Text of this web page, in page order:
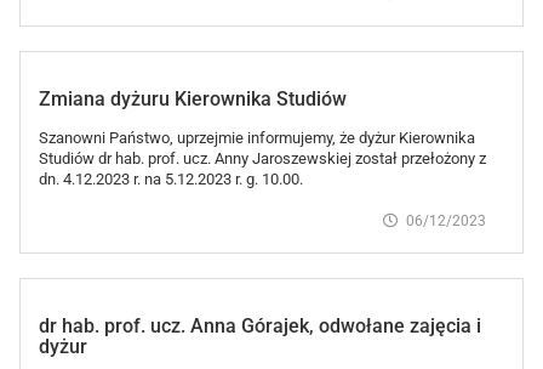
Zmiana dyżuru Kierownika Studiów
Szanowni Państwo, uprzejmie informujemy, że dyżur Kierownika
Studiów dr hab. prof. ucz. Anny Jaroszewskiej został przełożony z
dn. 4.12.2023 r. na 5.12.2023 r. g. 10.00.
06/12/2023
dr hab. prof. ucz. Anna Górajek, odwołane zajęcia i
dyżur